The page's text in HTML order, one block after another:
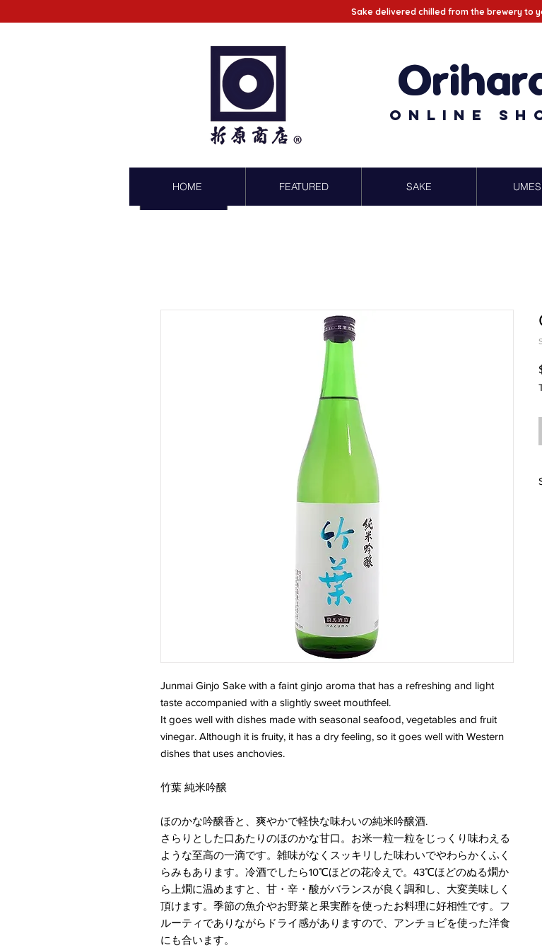
Sake delivered chilled from the brewery to
Online
HOME FEATURED SAKE
Junmai Ginjo Sake with a faint ginjo aroma that has a refreshing and light
taste accompanied with a slightly sweet mouthfeel.
It goes well with dishes made with seasonal seafood, vegetables and fruit
vinegar. Although it is fruity, it has a dry feeling, so it goes well with Western
dishes that uses anchovies.
竹葉 純米吟醸
ほのかな吟醸香と、爽やかで軽快な味わいの純米吟醸酒.
さらりとした口あたりのほのかな甘口。お米一粒一粒をじっくり味わえる
ような至高の一滴です。雑味がなくスッキリした味わいでやわらかくふく
らみもあります。冷酒でしたら10℃ほどの花冷えで。43℃ほどのぬる燗か
ら上燗に温めますと、甘・辛・酸がバランスが良く調和し、大変美味しく
頂けます。季節の魚介やお野菜と果実酢を使ったお料理に好相性です。フ
ルーティでありながらドライ感がありますので、アンチョビを使った洋食
にも合います。